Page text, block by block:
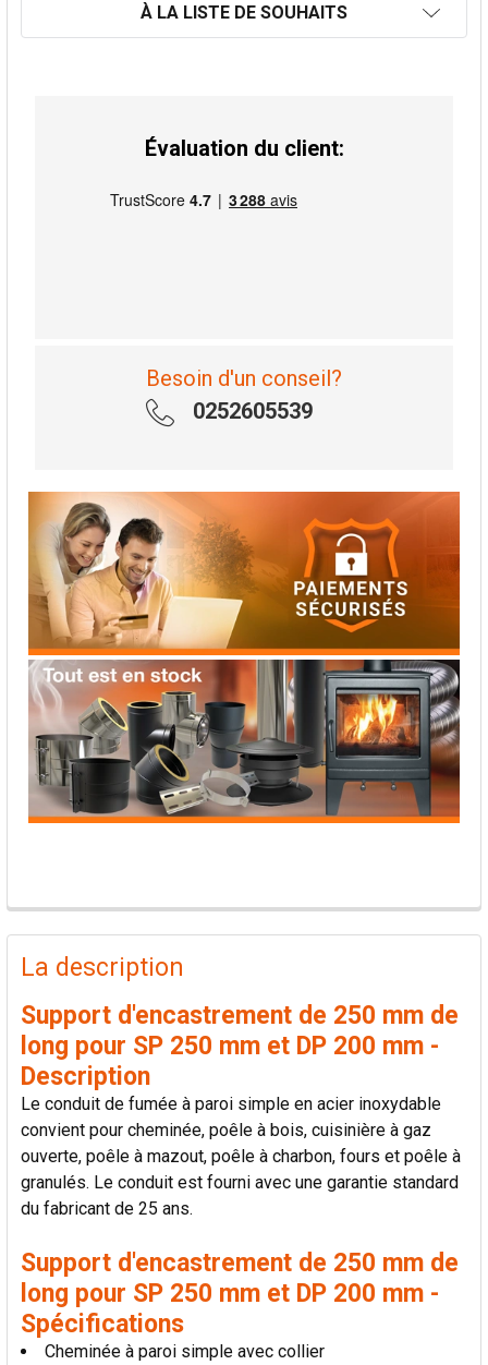
À LA LISTE DE SOUHAITS
Évaluation du client:
Besoin d'un conseil?
0252605539
PRODUITS
FRÉQUEMMENT
ACHETÉS
TOUT
SÉLECTIONNER
AJOUTER
LA
SÉLECTION
AU PANIER
La description
Support d'encastrement de 250 mm de
long pour SP 250 mm et DP 200 mm -
Description
Le conduit de fumée à paroi simple en acier inoxydable
convient pour cheminée, poêle à bois, cuisinière à gaz
ouverte, poêle à mazout, poêle à charbon, fours et poêle à
granulés. Le conduit est fourni avec une garantie standard
du fabricant de 25 ans.
Support d'encastrement de 250 mm de
long pour SP 250 mm et DP 200 mm -
Spécifications
Cheminée à paroi simple avec collier